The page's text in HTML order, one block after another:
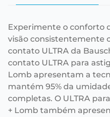
Experimente o conforto
visão consistentemente
contato ULTRA da
contato ULTRA para
Lomb apresentam a
mantém 95% da
completas. O ULTRA
+ Lomb também